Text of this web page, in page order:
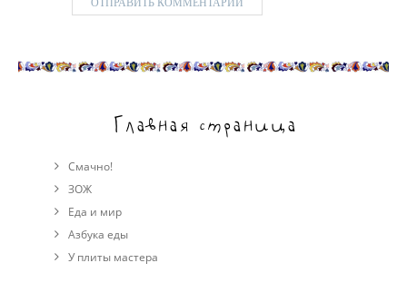
Главная страница
Смачно!
ЗОЖ
Еда и мир
Азбука еды
У плиты мастера